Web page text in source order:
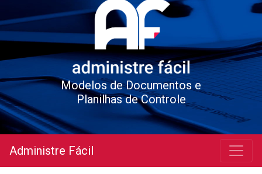
Modelos de Documentos e
Planilhas de Controle
Administre Fácil